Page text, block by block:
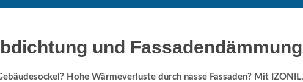
und
Hohe Wärmeverluste durch nasse Fassaden? Mit